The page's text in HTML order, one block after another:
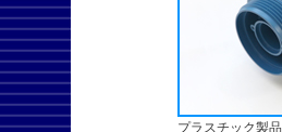
プラスチック製品